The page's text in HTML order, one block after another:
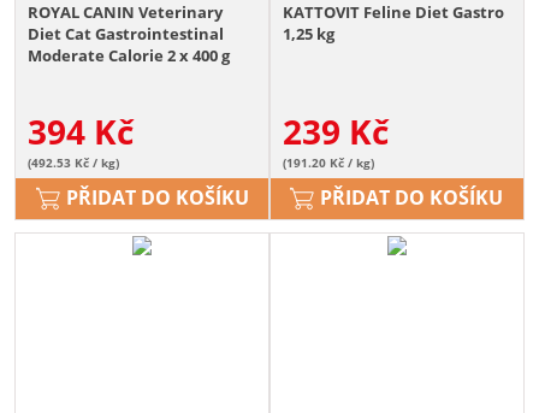
ROYAL CANIN Veterinary
Diet Cat Gastrointestinal
Moderate Calorie 2 x 400 g
394 Kč
(492.53 Kč / kg)
PŘIDAT DO KOŠÍKU
KATTOVIT Feline Diet Gastro
1,25 kg
239 Kč
(191.20 Kč / kg)
PŘIDAT DO KOŠÍKU